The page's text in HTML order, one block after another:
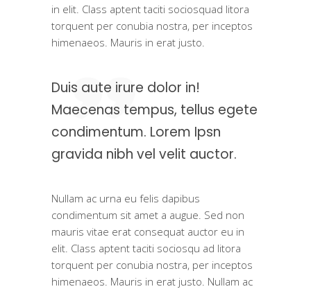
in elit. Class aptent taciti sociosquad litora
torquent per conubia nostra, per inceptos
himenaeos. Mauris in erat justo.
Duis aute irure dolor in!
Maecenas tempus, tellus egete
condimentum. Lorem Ipsn
gravida nibh vel velit auctor.
Nullam ac urna eu felis dapibus
condimentum sit amet a augue. Sed non
mauris vitae erat consequat auctor eu in
elit. Class aptent taciti sociosqu ad litora
torquent per conubia nostra, per inceptos
himenaeos. Mauris in erat justo. Nullam ac